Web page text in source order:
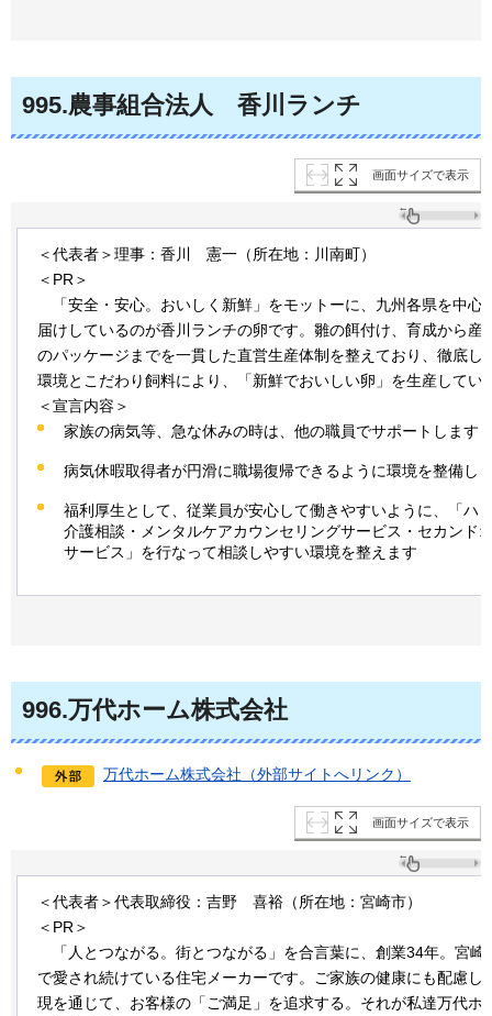
995.農事組合法人 香川 ランチ
画面サイズで表示
＜代表者＞理事：香川 憲一（所在地：川南町）
＜PR＞
「安全・安心。おいしく新鮮」をモットーに、九州各県を中心
届けしているのが香川ランチの卵です。雛の餌付け、育成から産
のパッケージまでを一貫した直営生産体制を整えており、徹底し
環境とこだわり飼料により、「新鮮でおいしい卵」を生産してい
＜宣言内容＞
家族の病気等、急な休みの時は、他の職員でサポートします
病気休暇取得者が円滑に職場復帰できるように環境を整備し
福利厚生として、従業員が安心して働きやすいように、「ハ
介護相談・メンタルケアカウンセリングサービス・セカンド
サービス」を行なって相談しやすい環境を整えます
996.万代ホーム株式会社
万代ホーム株式会社（外部サイトへリンク）
画面サイズで表示
＜代表者＞代表取締役：吉野 喜裕（所在地：宮崎市）
＜PR＞
「人 とつながる。街とつながる」を合言葉に、創業34年。宮崎
で愛され続けている住宅メーカーです。ご家族の健康にも配慮し
現を通じて、お客様の「ご満足」を追求する。それが私達万代ホ